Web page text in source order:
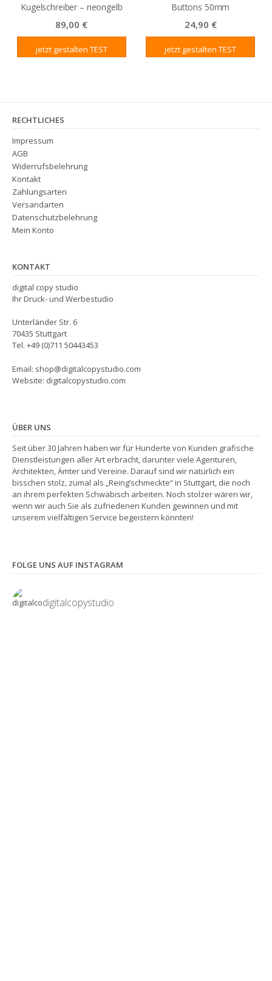
Kugelschreiber – neongelb
89,00 €
jetzt gestalten
Buttons 50mm
24,90 €
jetzt gestalten
RECHTLICHES
Impressum
AGB
Widerrufsbelehrung
Kontakt
Zahlungsarten
Versandarten
Datenschutzbelehrung
Mein Konto
KONTAKT
digital copy studio
Ihr Druck- und Werbestudio
Unterländer Str. 6
70435 Stuttgart
Tel. +49 (0)711 50443453
Email: shop@digitalcopystudio.com
Website: digitalcopystudio.com
ÜBER UNS
Seit über 30 Jahren haben wir für Hunderte von Kunden grafische
Dienstleistungen aller Art erbracht, darunter viele Agenturen,
Architekten, Ämter und Vereine. Darauf sind wir natürlich ein
bisschen stolz, zumal als „Reing’schmeckte“ in Stuttgart, die noch
an ihrem perfekten Schwäbisch arbeiten. Noch stolzer wären wir,
wenn wir auch Sie als zufriedenen Kunden gewinnen und mit
unserem vielfältigen Service begeistern könnten!
FOLGE UNS AUF INSTAGRAM
digitalcopystudio